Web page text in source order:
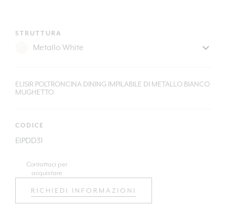
STRUTTURA
ELISIR POLTRONCINA DINING IMPILABILE DI METALLO BIANCO
MUGHETTO
CODICE
EIPDD31
Contattaci per
acquistare
RICHIEDI INFORMAZIONI